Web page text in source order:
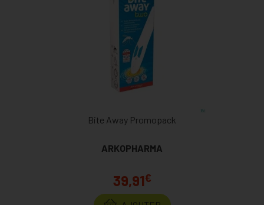
Bite Away Promopack
ARKOPHARMA
39,91€